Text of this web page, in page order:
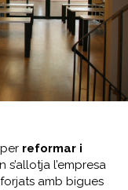
reformar i
s’allotja l’empresa
amb bigues